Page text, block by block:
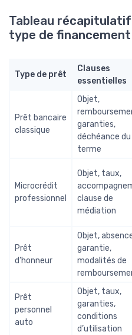
Tableau
type de financement
Type de prêt
Clauses
essentielles
Prêt bancaire
classique
Objet,
garanties,
déchéance du
terme
Microcrédit
professionnel
Objet, taux,
clause de
médiation
Prêt
d’honneur
Objet,
garantie,
modalités de
Prêt
personnel
auto
Objet, taux,
garanties,
conditions
d’utilisation